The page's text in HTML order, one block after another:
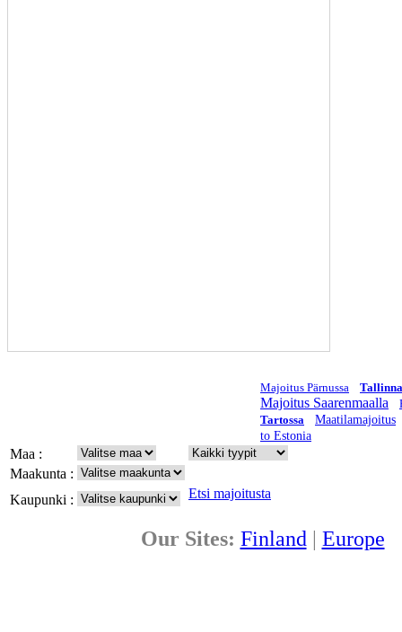
Majoitus Pärnussa
Majoitus Saarenmaalla
Tartossa
Maatilamajoitus
to Estonia
Maa :
Maakunta :
Kaupunki :
Etsi majoitusta
Our Sites: Finland | Europe